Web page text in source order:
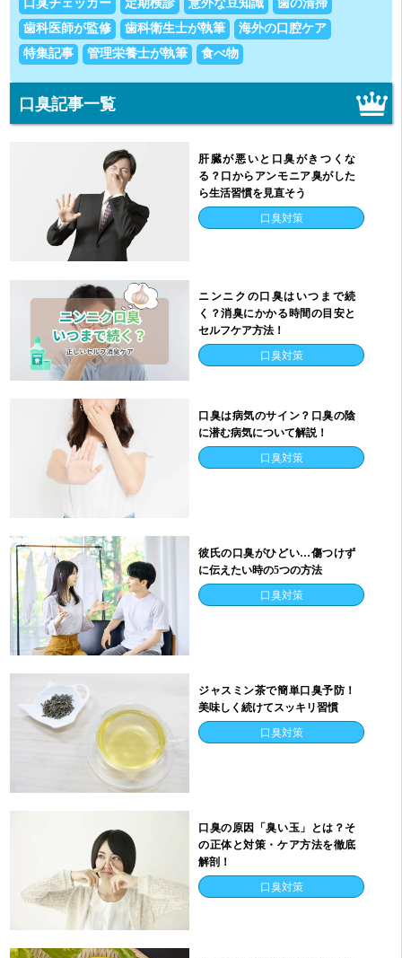
口臭チェッカー
定期検診 意外な豆知識
歯の清掃
歯科医師が監修
歯科衛生士が執筆
海外の口腔ケア
特集記事
管理栄養士が執筆 食べ物
口臭記事一覧
肝臓が悪いと口臭がきつくな
る？口からアンモニア臭がした
ら生活習慣を見直そう
口臭対策
ニンニクの口臭はいつまで続
く？消臭にかかる時間の目安と
セルフケア方法！
口臭対策
口臭は病気のサイン？口臭の陰
に潜む病気について解説！
口臭対策
彼氏の口臭がひどい…傷つけず
に伝えたい時の5つの方法
口臭対策
ジャスミン茶で簡単口臭予防！
美味しく続けてスッキリ習慣
口臭対策
口臭の原因「臭い玉」とは？そ
の正体と対策・ケア方法を徹底
解剖！
口臭対策